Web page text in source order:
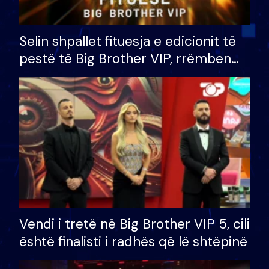
Selin shpallet fituesja e edicionit të
pestë të Big Brother VIP, rrëmben
çmimin e madh prej 100 mijë eurosh
Vendi i tretë në Big Brother VIP 5, cili
është finalisti i radhës që lë shtëpinë